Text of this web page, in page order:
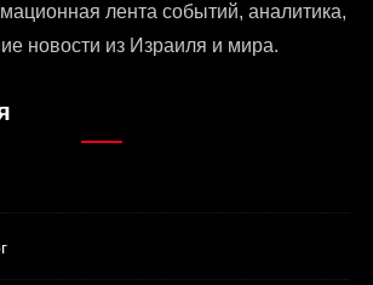
лента событий, аналитика,
новости из Израиля и мира.